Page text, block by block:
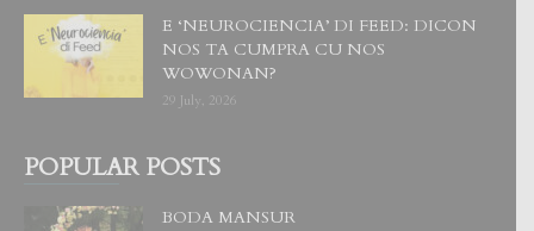
E ‘NEUROCIENCIA’ DI FEED: DICON
NOS TA CUMPRA CU NOS
WOWONAN?
29 July, 2026
POPULAR POSTS
BODA MANSUR